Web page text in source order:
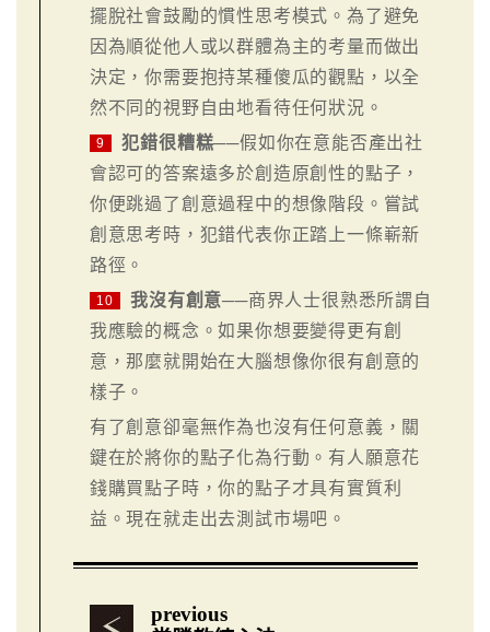
擺脫社會鼓勵的慣性思考模式。為了避免
因為順從他人或以群體為主的考量而做出
決定，你需要抱持某種傻瓜的觀點，以全
然不同的視野自由地看待任何狀況。
9 犯錯很糟糕──假如你在意能否產出社
會認可的答案遠多於創造原創性的點子，
你便跳過了創意過程中的想像階段。嘗試
創意思考時，犯錯代表你正踏上一條嶄新
路徑。
10 我沒有創意──商界人士很熟悉所謂自
我應驗的概念。如果你想要變得更有創
意，那麼就開始在大腦想像你很有創意的
樣子。
有了創意卻毫無作為也沒有任何意義，關
鍵在於將你的點子化為行動。有人願意花
錢購買點子時，你的點子才具有實質利
益。現在就走出去測試市場吧。
previous